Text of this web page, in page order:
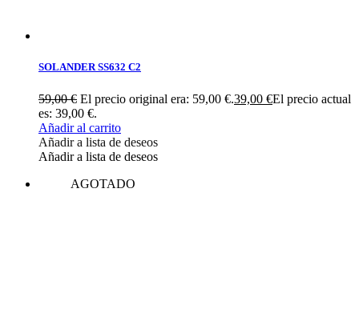
SOLANDER SS632 C2
59,00€ El precio original era: 59,00 €.39,00 €El precio actual
es: 39,00 €.
Añadir al carrito
Añadir a lista de deseos
Añadir a lista de deseos
AGOTADO